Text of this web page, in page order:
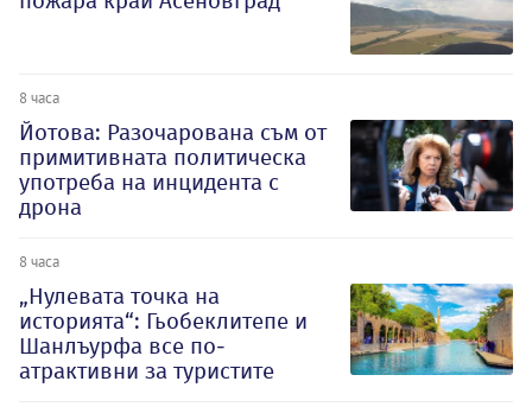
8 часа
Йотова: Разочарована съм от
примитивната политическа
употреба на инцидента с
дрона
8 часа
„Нулевата точка на
историята“: Гьобеклитепе и
Шанлъурфа все по-
атрактивни за туристите